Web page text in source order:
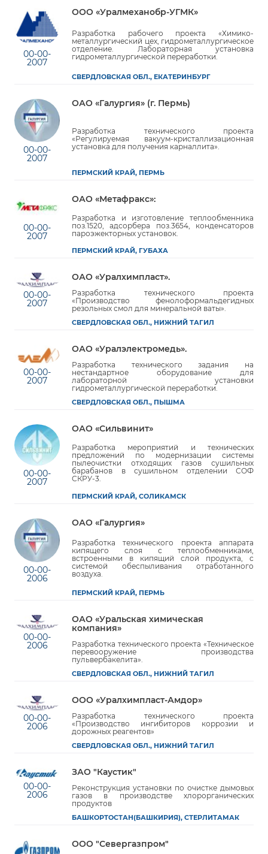
00-00-
2007
ООО «Уралмеханобр-УГМК»
Разработка рабочего проекта «Химико-
металлургический цех, гидрометаллургическое
отделение. Лабораторная установка
гидрометаллургической переработки.
СВЕРДЛОВСКАЯ ОБЛ., ЕКАТЕРИНБУРГ
00-00-
2007
ОАО «Галургия» (г. Пермь)
Разработка технического проекта
«Регулируемая вакуум-кристаллизационная
установка для получения карналлита».
ПЕРМСКИЙ КРАЙ, ПЕРМЬ
00-00-
2007
ОАО «Метафракс»:
Разработка и изготовление теплообменника
поз.1520, адсорбера поз.3654, конденсаторов
пароэжекторных установок.
ПЕРМСКИЙ КРАЙ, ГУБАХА
00-00-
2007
ОАО «Уралхимпласт».
Разработка технического проекта
«Производство фенолоформальдегидных
резольных смол для минеральной ваты».
СВЕРДЛОВСКАЯ ОБЛ., НИЖНИЙ ТАГИЛ
00-00-
2007
ОАО «Уралэлектромедь».
Разработка технического задания на
нестандартное оборудование для
лабораторной установки
гидрометаллургической переработки.
СВЕРДЛОВСКАЯ ОБЛ., ПЫШМА
00-00-
2007
ОАО «Сильвинит»
Разработка мероприятий и технических
предложений по модернизации системы
пылеочистки отходящих газов сушильных
барабанов в сушильном отделении СОФ
СКРУ-3.
ПЕРМСКИЙ КРАЙ, СОЛИКАМСК
00-00-
2006
ОАО «Галургия»
Разработка технического проекта аппарата
кипящего слоя с теплообменниками,
встроенными в кипящий слой продукта, с
системой обеспыливания отработанного
воздуха.
ПЕРМСКИЙ КРАЙ, ПЕРМЬ
00-00-
2006
ОАО «Уральская химическая
компания»
Разработка технического проекта «Техническое
перевооружение производства
пульвербакелита».
СВЕРДЛОВСКАЯ ОБЛ., НИЖНИЙ ТАГИЛ
00-00-
2006
ООО «Уралхимпласт-Амдор»
Разработка технического проекта
«Производство ингибиторов коррозии и
дорожных реагентов»
СВЕРДЛОВСКАЯ ОБЛ., НИЖНИЙ ТАГИЛ
00-00-
2006
ЗАО "Каустик"
Реконструкция установки по очистке дымовых
газов в производстве хлорорганических
продуктов
БАШКОРТОСТАН(БАШКИРИЯ), СТЕРЛИТАМАК
ООО "Севергазпром"